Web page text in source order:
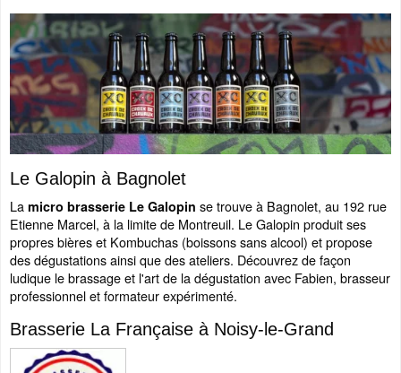
Le Galopin à Bagnolet
La micro brasserie Le Galopin se trouve à Bagnolet, au 192 rue
Etienne Marcel, à la limite de Montreuil. Le Galopin produit ses
propres bières et Kombuchas (boissons sans alcool) et propose
des dégustations ainsi que des ateliers. Découvrez de façon
ludique le brassage et l'art de la dégustation avec Fabien, brasseur
professionnel et formateur expérimenté.
Brasserie La Française à Noisy-le-Grand